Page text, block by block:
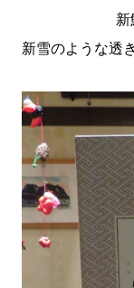
新
新雪のような透